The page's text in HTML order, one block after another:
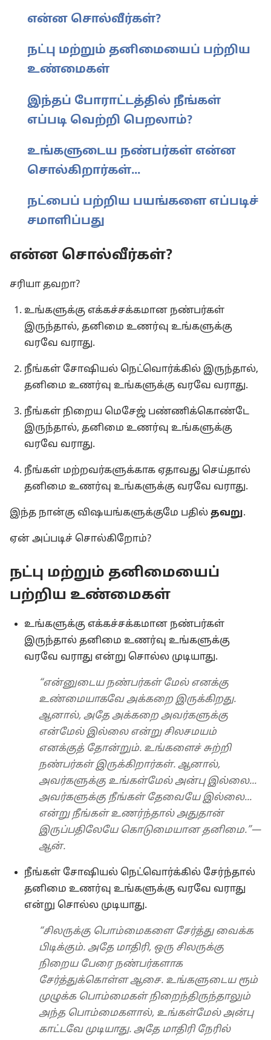
என்ன சொல்வீர்கள்?
நட்பு மற்றும் தனிமையைப் பற்றிய
உண்மைகள்
இந்தப் போராட்டத்தில் நீங்கள்
எப்படி வெற்றி பெறலாம்?
உங்களுடைய நண்பர்கள் என்ன
சொல்கிறார்கள்...
நட்பைப் பற்றிய பயங்களை எப்படிச்
சமாளிப்பது
என்ன சொல்வீர்கள்?
சரியா தவறா?
உங்களுக்கு எக்கச்சக்கமான நண்பர்கள்
இருந்தால், தனிமை உணர்வு உங்களுக்கு
வரவே வராது.
நீங்கள் சோஷியல் நெட்வொர்க்கில் இருந்தால்,
தனிமை உணர்வு உங்களுக்கு வரவே வராது.
நீங்கள் நிறைய மெசேஜ் பண்ணிக்கொண்டே
இருந்தால், தனிமை உணர்வு உங்களுக்கு
வரவே வராது.
நீங்கள் மற்றவர்களுக்காக ஏதாவது செய்தால்
தனிமை உணர்வு உங்களுக்கு வரவே வராது.
இந்த நான்கு விஷயங்களுக்குமே பதில் தவறு.
ஏன் அப்படிச் சொல்கிறோம்?
நட்பு மற்றும் தனிமையைப்
பற்றிய உண்மைகள்
உங்களுக்கு எக்கச்சக்கமான நண்பர்கள்
இருந்தால் தனிமை உணர்வு உங்களுக்கு
வரவே வராது என்று சொல்ல முடியாது.
“என்னுடைய நண்பர்கள் மேல் எனக்கு
உண்மையாகவே அக்கறை இருக்கிறது.
ஆனால், அதே அக்கறை அவர்களுக்கு
என்மேல் இல்லை என்று சிலசமயம்
எனக்குத் தோன்றும். உங்களைச் சுற்றி
நண்பர்கள் இருக்கிறார்கள். ஆனால்,
அவர்களுக்கு உங்கள்மேல் அன்பு இல்லை...
அவர்களுக்கு நீங்கள் தேவையே இல்லை...
என்று நீங்கள் உணர்ந்தால் அதுதான்
இருப்பதிலேயே கொடுமையான தனிமை.”—
ஆன்.
நீங்கள் சோஷியல் நெட்வொர்க்கில் சேர்ந்தால்
தனிமை உணர்வு உங்களுக்கு வரவே வராது
என்று சொல்ல முடியாது.
“சிலருக்கு பொம்மைகளை சேர்த்து வைக்க
பிடிக்கும். அதே மாதிரி, ஒரு சிலருக்கு
நிறைய பேரை நண்பர்களாக
சேர்த்துக்கொள்ள ஆசை. உங்களுடைய ரூம்
முழுக்க பொம்மைகள் நிறைந்திருந்தாலும்
அந்த பொம்மைகளால், உங்கள்மேல் அன்பு
காட்டவே முடியாது. அதே மாதிரி நேரில்